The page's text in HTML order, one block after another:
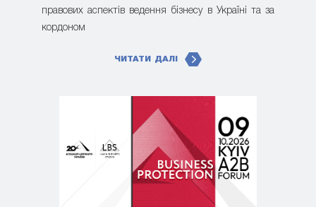
правових аспектів ведення бізнесу в Україні та за
кордоном
ЧИТАТИ ДАЛІ